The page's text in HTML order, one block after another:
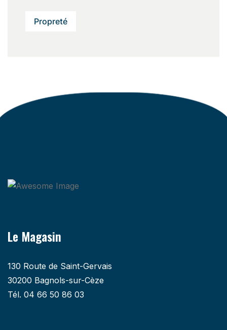
Propreté
Le Magasin
130 Route de Saint-Gervais
30200 Bagnols-sur-Cèze
Tél. 04 66 50 86 03